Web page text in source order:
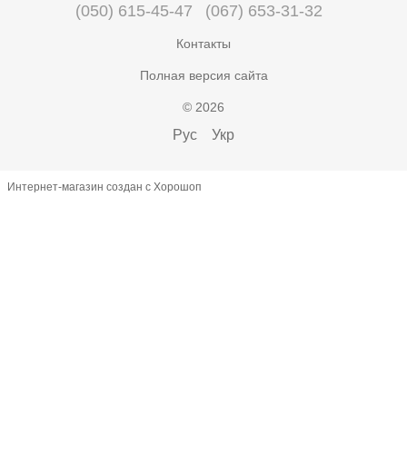
(050) 615-45-47 (067) 653-31-32
Контакты
Полная версия сайта
© 2026
Рус Укр
Интернет-магазин создан с Хорошоп